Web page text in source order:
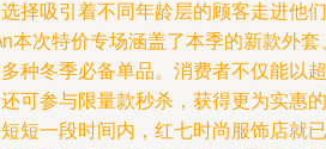
择吸引着不同年龄层的顾客走进他们
本次特价专场涵盖了本季的新款外套
种冬季必备单品。消费者不仅能以超
可参与限量款秒杀，获得更为实惠的
短一段时间内，红七时尚服饰店就已